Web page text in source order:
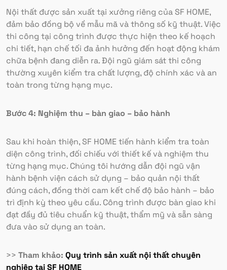
Nội thất được sản xuất tại xưởng riêng của SF HOME,
đảm bảo đồng bộ về mẫu mã và thông số kỹ thuật. Việc
thi công tại công trình được thực hiện theo kế hoạch
chi tiết, hạn chế tối đa ảnh hưởng đến hoạt động khám
chữa bệnh đang diễn ra. Đội ngũ giám sát thi công
thường xuyên kiểm tra chất lượng, độ chính xác và an
toàn trong từng hạng mục.
Bước 4: Nghiệm thu – bàn giao – bảo hành
Sau khi hoàn thiện, SF HOME tiến hành kiểm tra toàn
diện công trình, đối chiếu với thiết kế và nghiệm thu
từng hạng mục. Chúng tôi hướng dẫn đội ngũ vận
hành bệnh viện cách sử dụng – bảo quản nội thất
đúng cách, đồng thời cam kết chế độ bảo hành – bảo
trì định kỳ theo yêu cầu. Công trình được bàn giao khi
đạt đầy đủ tiêu chuẩn kỹ thuật, thẩm mỹ và sẵn sàng
đưa vào sử dụng an toàn.
>> Tham khảo: Quy trình sản xuất nội thất chuyên
nghiệp tại SF HOME